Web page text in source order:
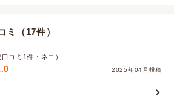
ミ（17件）
コミ1件・ネコ）
2025年04月投稿